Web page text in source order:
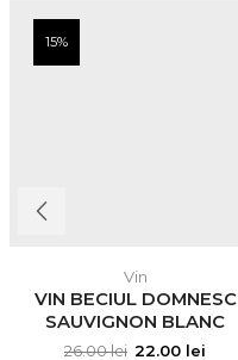
15%
Vin
VIN BECIUL DOMNESC
SAUVIGNON BLANC
DEMISEC, 0.75L
26.00lei 22.00 lei